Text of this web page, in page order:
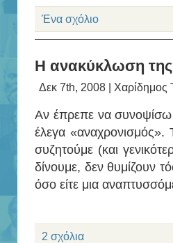
Ένα σχόλιο
Η ανακύκλωση της
Δεκ 7th, 2008 | Χαρίδημος
Αν έπρεπε να συνοψίσω
έλεγα
συζητούμε (και
δίνουμε, δεν θυμίζουν
όσο είτε μια
2 σχόλια